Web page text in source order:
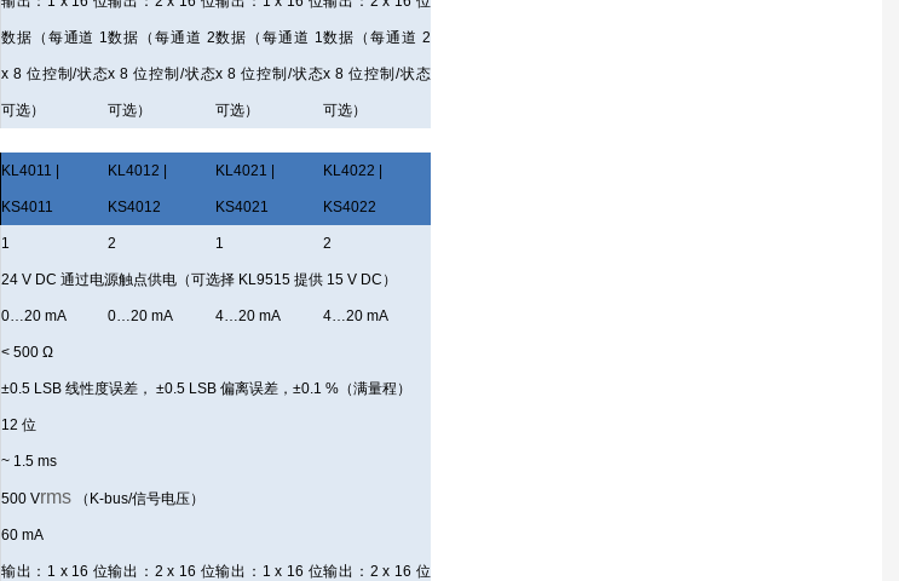
数据（每通道 1
x 8 位控制/状态
可选）
数据（每通道 2
x 8 位控制/状态
可选）
数据（每通道 1
x 8 位控制/状态
可选）
数据（每通道 2
x 8 位控制/状态
可选）
KL4011 |
KS4011
KL4012 |
KS4012
KL4021 |
KS4021
KL4022 |
KS4022
1 2 1 2
24 V DC 通过电源触点供电（可选择 KL9515 提供 15 V DC）
0…20 mA 0…20 mA 4…20 mA 4…20 mA
< 500 Ω
±0.5 LSB 线性度误差， ±0.5 LSB 偏离误差，±0.1 %（满量程）
12 位
~ 1.5 ms
500 Vrms （K-bus/信号电压）
60 mA
输出：1 x 16 位输出：2 x 16 位输出：1 x 16 位输出：2 x 16 位